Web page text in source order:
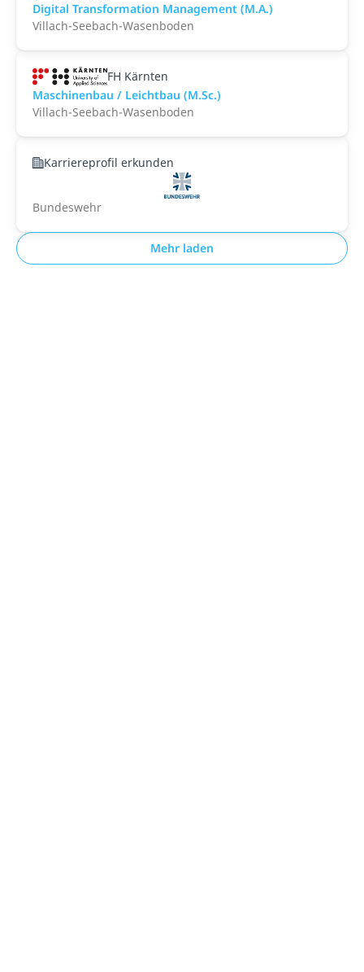
Digital Transformation Management (M.A.)
Villach-Seebach-Wasenboden
FH Kärnten
Maschinenbau / Leichtbau (M.Sc.)
Villach-Seebach-Wasenboden
Karriereprofil erkunden
Bundeswehr
Mehr laden